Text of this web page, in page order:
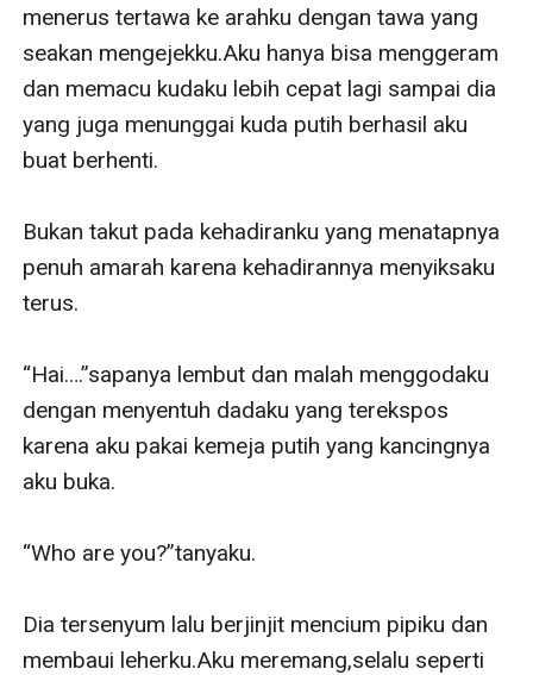
perlahan jatuh cinta,apalagi sosok Kezia ternyata mirip
dengan sosok wanita yang selalu hadir di setiap mimpi
erotis Reno.
Apa yang jadi menarik dan berbeda dengan story lain
bergenre sama??.Tentu saja kekonyolan sikap Reno
menerus saling bertengkar tanpa pernah menyadari
kalo mereka saling sayang.Kemandirian Kezia yang
sejak kecil sudah di tinggal mati ibunya,membuat Reno
kehilangan ibunya di usia masih kecil.Juga kejadian
masa lalu Kezia yang membuat Reno menjadi jatuh
iba,dan bertekat menjaga Kezia.Kejadian apa itu??,ikuti
saja storynya ya!!.
sayang dan cinta,seseorang masa lalu Reno justru
mereka berakhir???
ikuti trus ya!!!